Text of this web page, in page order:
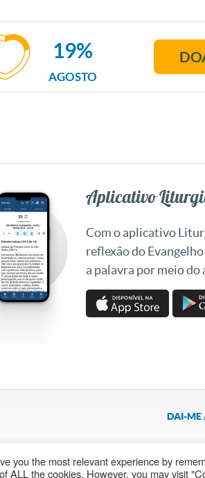
AGOSTO
19%
Aplicativo
Com o aplicativo
reflexão do
a palavra por meio
DAI-ME
you the most relevant experience by
ALL the cookies. However, you may visit